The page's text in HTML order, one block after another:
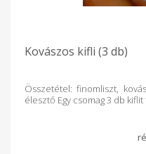
Kovászos kifli (3 db)
Összetétel: finomliszt,
élesztő Egy csomag 3 db kiflit